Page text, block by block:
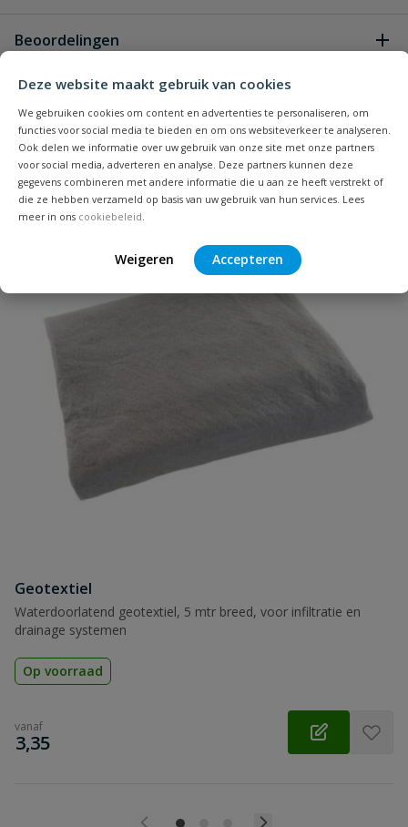
Deze website maakt gebruik van cookies
We gebruiken cookies om content en advertenties te personaliseren, om
functies voor social media te bieden en om ons websiteverkeer te analyseren.
Ook delen we informatie over uw gebruik van onze site met onze partners
voor social media, adverteren en analyse. Deze partners kunnen deze
gegevens combineren met andere informatie die u aan ze heeft verstrekt of
die ze hebben verzameld op basis van uw gebruik van hun services. Lees
meer in ons cookiebeleid.
Weigeren Accepteren
Heb je zelf ook een vraag over
dit product?
vraag
Beoordelingen
Schrijf zelf een beoordeling
Je beoordeelt:Anti worteldoek 105 cm breed 25
meter lang
Uw waardering:
Naam
Samenvatting
Beoordeling
Beoordeling versturen
Bijpassende producten
Populair
Geotextiel
Waterdoorlatend geotextiel, 5 mtr breed, voor infiltratie en
drainage systemen
Op voorraad
vanaf
€
3,35